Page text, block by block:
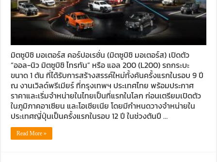
มิตซูบิชิ มอเตอร์ส คอร์ปอเรชั่น (มิตซูบิชิ มอเตอร์ส) เปิดตัว
“ออล-นิว มิตซูบิชิ ไทรทัน” หรือ แอล 200 (L200) รถกระบะ
ขนาด 1 ตัน ที่ได้รับการสร้างสรรค์ใหม่ทั้งคันครั้งแรกในรอบ 9 ปี
ณ งานเวิลด์พรีเมียร์ ที่กรุงเทพฯ ประเทศไทย พร้อมประกาศ
ราคาและเริ่มจำหน่ายในไทยเป็นที่แรกในโลก ก่อนเตรียมเปิดตัว
ในภูมิภาคอาเซียน และโอเชียเนีย โดยมีกำหนดวางจำหน่ายใน
ประเทศญี่ปุ่นเป็นครั้งแรกในรอบ 12 ปี ในช่วงต้นปี …
Read More »